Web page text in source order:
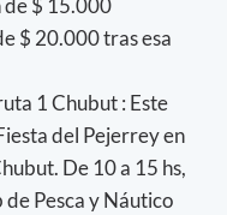
de $ 15.000
$ 20.000 tras esa
1 Chubut : Este
del Pejerrey en
De 10 a 15 hs,
Pesca y Náutico